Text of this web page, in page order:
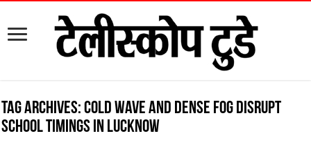
Tag Archives:Cold wave and dense fog disrupt
school timings in Lucknow